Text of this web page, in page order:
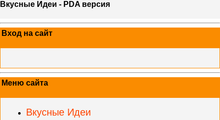
Вкусные Идеи - PDA версия
Вход на сайт
Меню сайта
Вкусные Идеи